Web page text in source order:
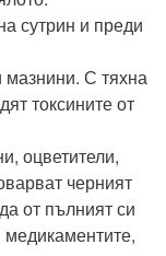
сутрин и преди
мазнини. С тяхна
токсините от
оцветители,
черният
от пълният си
медикаментите,